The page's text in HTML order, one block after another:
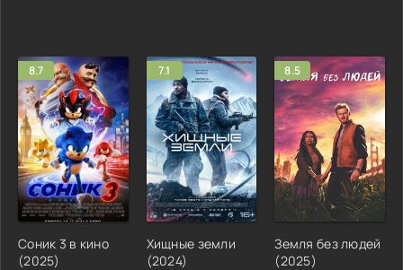
8.7
Соник 3 в кино
(2025)
7.1
Хищные земли
(2024)
8.5
Земля без людей
(2025)